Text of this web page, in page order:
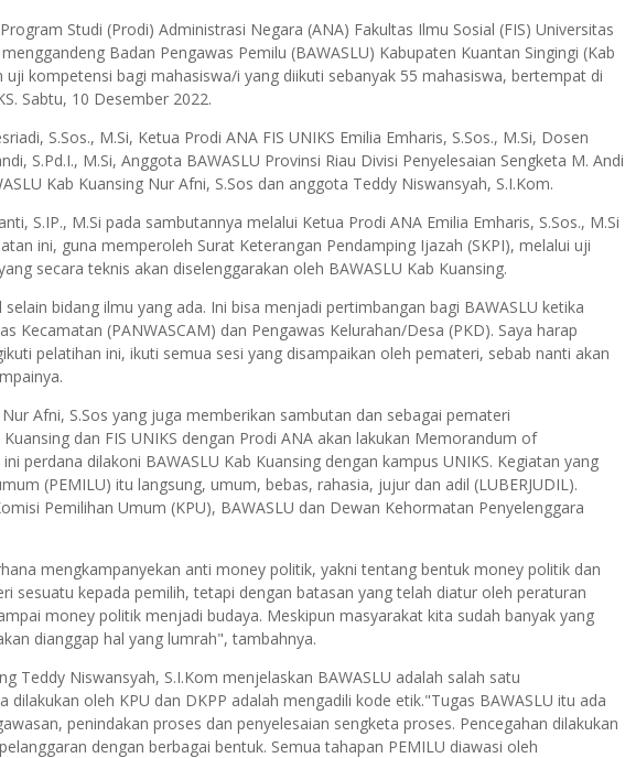
Studi (Prodi) Administrasi Negara (ANA) Fakultas Ilmu Sosial (FIS) Universitas
Badan Pengawas Pemilu (BAWASLU) Kabupaten Kuantan Singingi (Kab
uji kompetensi bagi mahasiswa/i yang diikuti sebanyak 55 mahasiswa, bertempat di
Sabtu, 10 Desember 2022.
S.Sos., M.Si, Ketua Prodi ANA FIS UNIKS Emilia Emharis, S.Sos., M.Si, Dosen
S.Pd.I., M.Si, Anggota BAWASLU Provinsi Riau Divisi Penyelesaian Sengketa M. Andi
Kab Kuansing Nur Afni, S.Sos dan anggota Teddy Niswansyah, S.I.Kom.
S.IP., M.Si pada sambutannya melalui Ketua Prodi ANA Emilia Emharis, S.Sos., M.Si
ini, guna memperoleh Surat Keterangan Pendamping Ijazah (SKPI), melalui uji
secara teknis akan diselenggarakan oleh BAWASLU Kab Kuansing.
bidang ilmu yang ada. Ini bisa menjadi pertimbangan bagi BAWASLU ketika
Kecamatan (PANWASCAM) dan Pengawas Kelurahan/Desa (PKD). Saya harap
pelatihan ini, ikuti semua sesi yang disampaikan oleh pemateri, sebab nanti akan
Afni, S.Sos yang juga memberikan sambutan dan sebagai pemateri
dan FIS UNIKS dengan Prodi ANA akan lakukan Memorandum of
perdana dilakoni BAWASLU Kab Kuansing dengan kampus UNIKS. Kegiatan yang
(PEMILU) itu langsung, umum, bebas, rahasia, jujur dan adil (LUBERJUDIL).
Pemilihan Umum (KPU), BAWASLU dan Dewan Kehormatan Penyelenggara
mengkampanyekan anti money politik, yakni tentang bentuk money politik dan
sesuatu kepada pemilih, tetapi dengan batasan yang telah diatur oleh peraturan
money politik menjadi budaya. Meskipun masyarakat kita sudah banyak yang
dianggap hal yang lumrah", tambahnya.
Teddy Niswansyah, S.I.Kom menjelaskan BAWASLU adalah salah satu
dilakukan oleh KPU dan DKPP adalah mengadili kode etik."Tugas BAWASLU itu ada
penindakan proses dan penyelesaian sengketa proses. Pencegahan dilakukan
dengan berbagai bentuk. Semua tahapan PEMILU diawasi oleh